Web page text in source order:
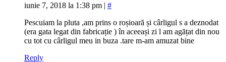
iunie 7, 2018 la 1:38 pm | #
Pescuiam la pluta ,am prins o roșioară și cârligul s a deznodat
(era gata legat din fabricație ) în aceeași zi l am agățat din nou
cu tot cu cârligul meu in buza .tare m-am amuzat bine
Reply